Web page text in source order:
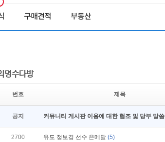
구매견적 부동산
명수다방
번호 제목
공지 커뮤니티 게시판 이용에 대한 협조 및 당부 말씀
2700 유도 정보경 선수 은메달 (5)